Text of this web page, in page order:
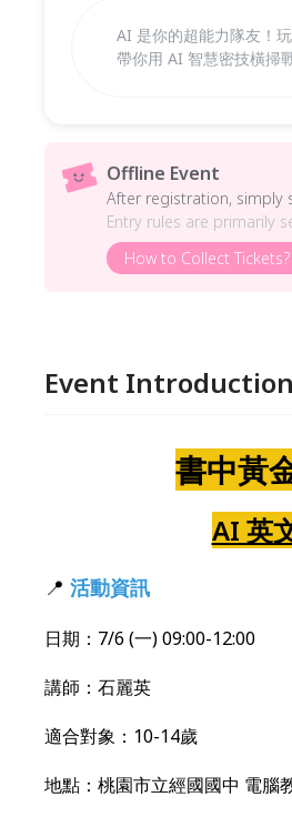
AI 是你的超能力隊友！
帶你用 AI 智慧密技橫掃戰
Offline Event
After registration, simply
Entry rules are primarily
How to Collect Tickets?
Event Introduction
書中黃
AI 英
📍 活動資訊
日期：7/6 (一) 09:00-12:00
講師：石麗英
適合對象：10-14歲
地點：桃園市立經國國中 電腦